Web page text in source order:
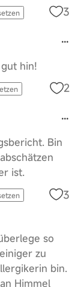
3
hin!
2
Bin
ist.
3
so
zu
bin.
Himmel